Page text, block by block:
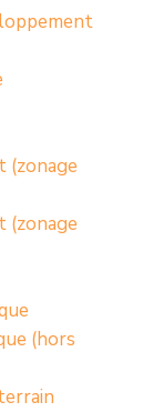
(zonage
(zonage
(hors